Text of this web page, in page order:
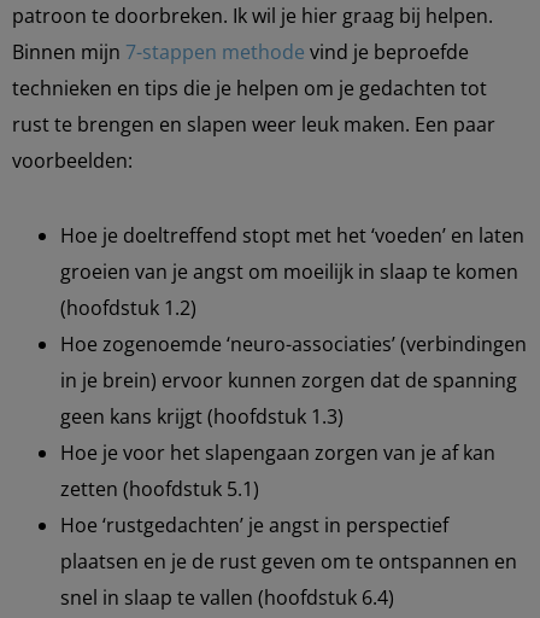
patroon te doorbreken. Ik wil je hier graag bij helpen.
Binnen mijn 7-stappen methode vind je beproefde
technieken en tips die je helpen om je gedachten tot
rust te brengen en slapen weer leuk maken. Een paar
voorbeelden:
Hoe je doeltreffend stopt met het ‘voeden’ en laten
groeien van je angst om moeilijk in slaap te komen
(hoofdstuk 1.2)
Hoe zogenoemde ‘neuro-associaties’ (verbindingen
in je brein) ervoor kunnen zorgen dat de spanning
geen kans krijgt (hoofdstuk 1.3)
Hoe je voor het slapengaan zorgen van je af kan
zetten (hoofdstuk 5.1)
Hoe ‘rustgedachten’ je angst in perspectief
plaatsen en je de rust geven om te ontspannen en
snel in slaap te vallen (hoofdstuk 6.4)